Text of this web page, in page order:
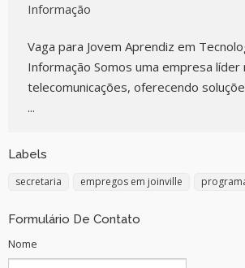
Informação
Vaga para Jovem Aprendiz em
Informação Somos uma empresa
telecomunicações, oferecendo
...
Labels
secretaria empregos em joinville
Formulário De Contato
Nome